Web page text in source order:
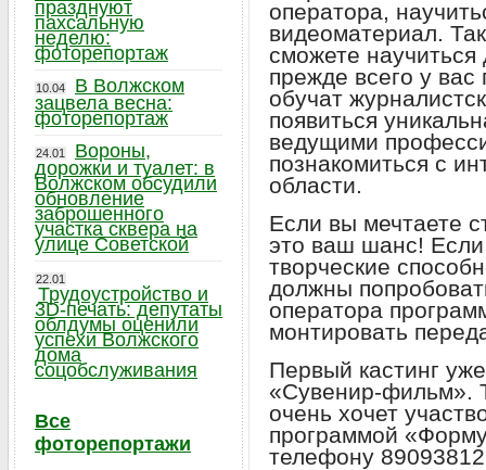
оператора,
видеоматериал.
сможете
прежде всего у вас
обучат
появиться
ведущими
познакомиться с
области.
Если вы мечтаете
это ваш шанс! Если
творческие
должны
оператора
монтировать
Первый кастинг
«Сувенир-фильм».
очень хочет
программой
телефону
празднуют
пахсальную
неделю:
фоторепортаж
10.04
В Волжском
зацвела весна:
фоторепортаж
24.01
Вороны,
дорожки и туалет: в
Волжском обсудили
обновление
заброшенного
участка сквера на
улице Советской
22.01
Трудоустройство и
3D-печать: депутаты
облдумы оценили
успехи Волжского
дома
соцобслуживания
Все
фоторепортажи